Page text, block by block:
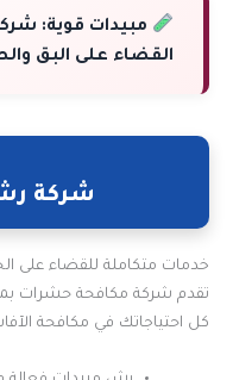
مبيدات قوية:
القضاء على البق
شركة
خدمات متكاملة للقضاء على
تقدم شركة مكافحة حشرات
كل احتياجاتك في مكافحة